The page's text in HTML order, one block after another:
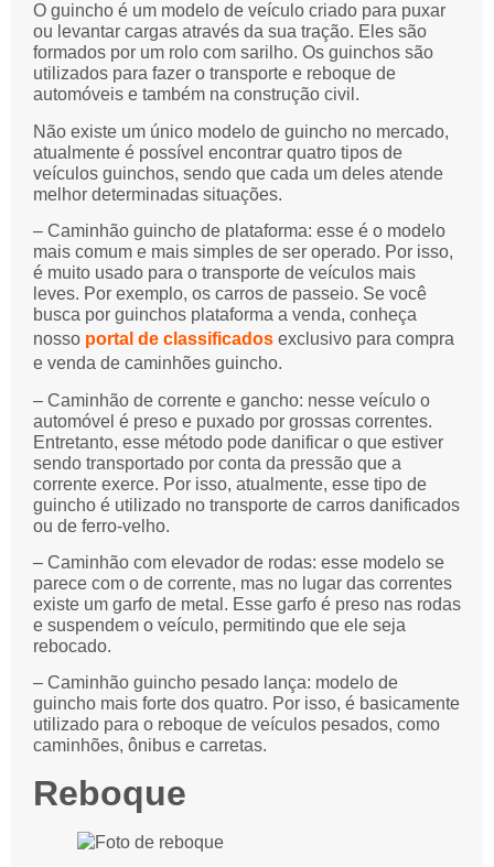
O guincho é um modelo de veículo criado para puxar
ou levantar cargas através da sua tração. Eles são
formados por um rolo com sarilho. Os guinchos são
utilizados para fazer o transporte e reboque de
automóveis e também na construção civil.
Não existe um único modelo de guincho no mercado,
atualmente é possível encontrar quatro tipos de
veículos guinchos, sendo que cada um deles atende
melhor determinadas situações.
– Caminhão guincho de plataforma: esse é o modelo
mais comum e mais simples de ser operado. Por isso,
é muito usado para o transporte de veículos mais
leves. Por exemplo, os carros de passeio. Se você
busca por guinchos plataforma a venda, conheça
nosso portal de classificados exclusivo para compra
e venda de caminhões guincho.
– Caminhão de corrente e gancho: nesse veículo o
automóvel é preso e puxado por grossas correntes.
Entretanto, esse método pode danificar o que estiver
sendo transportado por conta da pressão que a
corrente exerce. Por isso, atualmente, esse tipo de
guincho é utilizado no transporte de carros danificados
ou de ferro-velho.
– Caminhão com elevador de rodas: esse modelo se
parece com o de corrente, mas no lugar das correntes
existe um garfo de metal. Esse garfo é preso nas rodas
e suspendem o veículo, permitindo que ele seja
rebocado.
– Caminhão guincho pesado lança: modelo de
guincho mais forte dos quatro. Por isso, é basicamente
utilizado para o reboque de veículos pesados, como
caminhões, ônibus e carretas.
Reboque